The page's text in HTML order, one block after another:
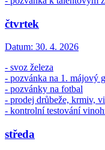
čtvrtek
Datum: 30. 4. 2026
- svoz železa
- pozvánka na 1. májový
- pozvánky na fotbal
- prodej drůbeže, krmiv,
- kontrolní testování
středa